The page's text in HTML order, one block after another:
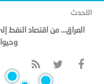
الاحدث
العراق… من اقتصاد النفط